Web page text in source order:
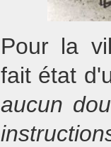
Pour la
fait état
aucun